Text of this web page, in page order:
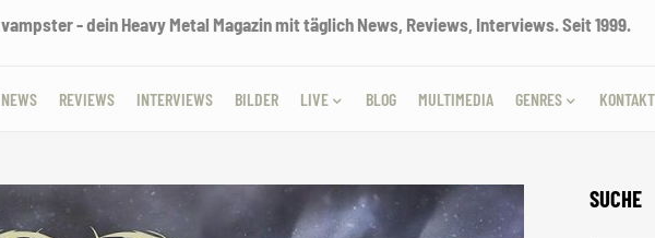
vampster - dein Heavy Metal Magazin mit täglich News, Reviews, Interviews. Seit 1999.
NEWS REVIEWS INTERVIEWS BILDER LIVE BLOG MULTIMEDIA GENRES KONTAKT
SUCHE